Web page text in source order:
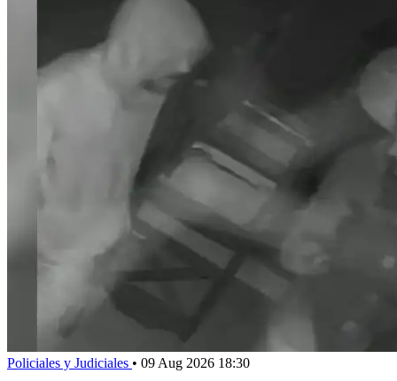
Policiales y Judiciales • 09 Aug 2026 18:30